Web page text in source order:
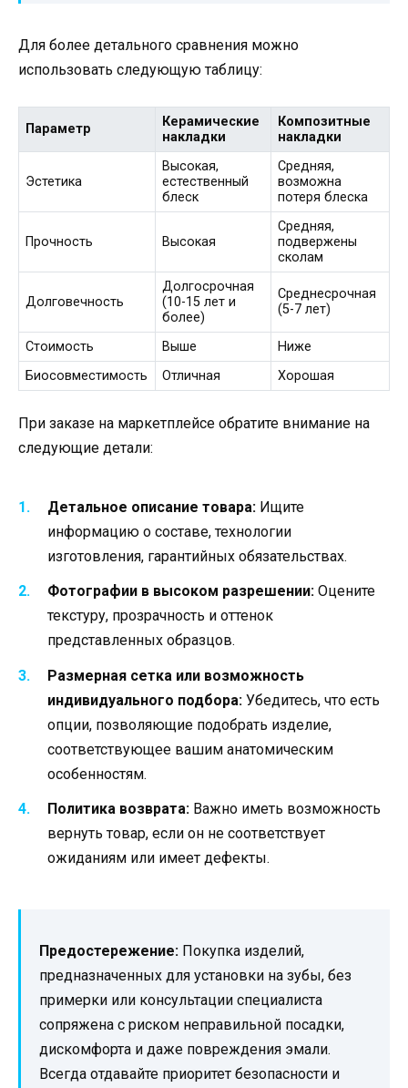
Для более детального сравнения можно
использовать следующую таблицу:
Параметр
Керамические
накладки
Композитные
накладки
Эстетика
Высокая,
естественный
блеск
Средняя,
возможна
потеря блеска
Прочность Высокая
Средняя,
подвержены
сколам
Долговечность
Долгосрочная
(10-15 лет и
более)
Среднесрочная
(5-7 лет)
Стоимость Выше
Ниже
Биосовместимость
Отличная Хорошая
При заказе на маркетплейсе обратите внимание на
следующие детали:
Детальное описание товара: Ищите
информацию о составе, технологии
изготовления, гарантийных обязательствах.
Фотографии в высоком разрешении: Оцените
текстуру, прозрачность и оттенок
представленных образцов.
Размерная сетка или возможность
индивидуального подбора: Убедитесь, что есть
опции, позволяющие подобрать изделие,
соответствующее вашим анатомическим
особенностям.
Политика возврата: Важно иметь возможность
вернуть товар, если он не соответствует
ожиданиям или имеет дефекты.
Предостережение: Покупка изделий,
предназначенных для установки на зубы, без
примерки или консультации специалиста
сопряжена с риском неправильной посадки,
дискомфорта и даже повреждения эмали.
Всегда отдавайте приоритет безопасности и